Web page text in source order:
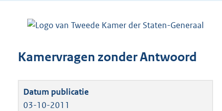
Kamervragen zonder Antwoord
03-10-2011